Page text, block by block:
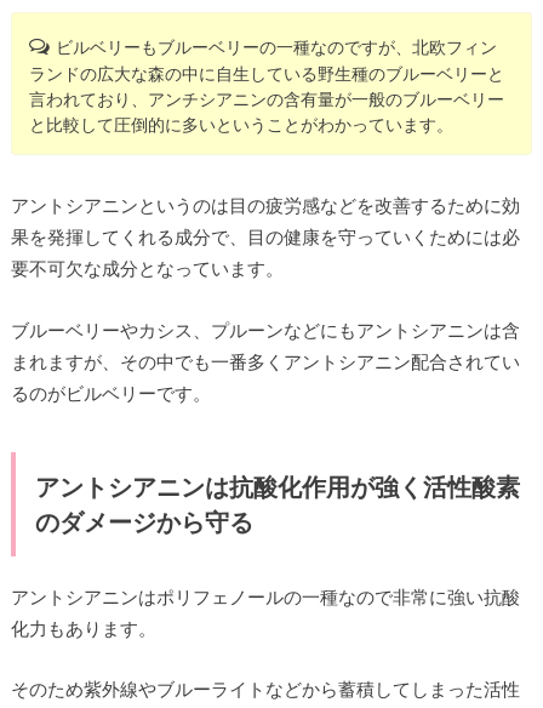
ビルベリーもブルーベリーの一種なのですが、北欧フィン
ランドの広大な森の中に自生している野生種のブルーベリーと
言われており、アンチシアニンの含有量が一般のブルーベリー
と比較して圧倒的に多いということがわかっています。
アントシアニンというのは目の疲労感などを改善するために効
果を発揮してくれる成分で、目の健康を守っていくためには必
要不可欠な成分となっています。
ブルーベリーやカシス、プルーンなどにもアントシアニンは含
まれますが、その中でも一番多くアントシアニン配合されてい
るのがビルベリーです。
アントシアニンは抗酸化作用が強く活性酸素
のダメージから守る
アントシアニンはポリフェノールの一種なので非常に強い抗酸
化力もあります。
そのため紫外線やブルーライトなどから蓄積してしまった活性